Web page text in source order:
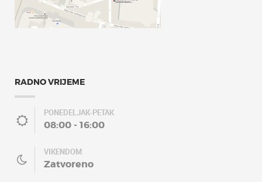
RADNO VRIJEME
PONEDELJAK-PETAK
08:00 - 16:00
VIKENDOM
Zatvoreno